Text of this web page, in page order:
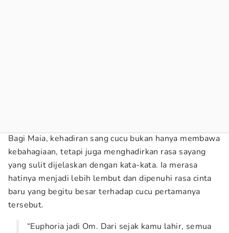
Bagi Maia, kehadiran sang cucu bukan hanya membawa
kebahagiaan, tetapi juga menghadirkan rasa sayang
yang sulit dijelaskan dengan kata-kata. Ia merasa
hatinya menjadi lebih lembut dan dipenuhi rasa cinta
baru yang begitu besar terhadap cucu pertamanya
tersebut.
“Euphoria jadi Om. Dari sejak kamu lahir, semua